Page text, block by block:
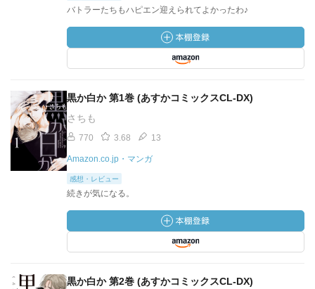
バトラーたちもハピエン迎えられてよかったわ♪
黒か白か 第1巻 (あすかコミックスCL-DX)
さちも
770 3.68 13
Amazon.co.jp・マンガ
感想・レビュー
続きが気になる。
黒か白か 第2巻 (あすかコミックスCL-DX)